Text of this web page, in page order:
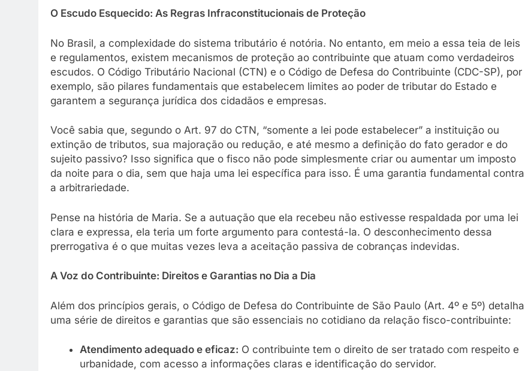
O Escudo Esquecido: As Regras Infraconstitucionais de Proteção
No Brasil, a complexidade do sistema tributário é notória. No entanto, em meio a essa teia de leis
e regulamentos, existem mecanismos de proteção ao contribuinte que atuam como verdadeiros
escudos. O Código Tributário Nacional (CTN) e o Código de Defesa do Contribuinte (CDC-SP), por
exemplo, são pilares fundamentais que estabelecem limites ao poder de tributar do Estado e
garantem a segurança jurídica dos cidadãos e empresas.
Você sabia que, segundo o Art. 97 do CTN, “somente a lei pode estabelecer” a instituição ou
extinção de tributos, sua majoração ou redução, e até mesmo a definição do fato gerador e do
sujeito passivo? Isso significa que o fisco não pode simplesmente criar ou aumentar um imposto
da noite para o dia, sem que haja uma lei específica para isso. É uma garantia fundamental contra
a arbitrariedade.
Pense na história de Maria. Se a autuação que ela recebeu não estivesse respaldada por uma lei
clara e expressa, ela teria um forte argumento para contestá-la. O desconhecimento dessa
prerrogativa é o que muitas vezes leva a aceitação passiva de cobranças indevidas.
A Voz do Contribuinte: Direitos e Garantias no Dia a Dia
Além dos princípios gerais, o Código de Defesa do Contribuinte de São Paulo (Art. 4º e 5º) detalha
uma série de direitos e garantias que são essenciais no cotidiano da relação fisco-contribuinte:
Atendimento adequado e eficaz: O contribuinte tem o direito de ser tratado com respeito e
urbanidade, com acesso a informações claras e identificação do servidor.